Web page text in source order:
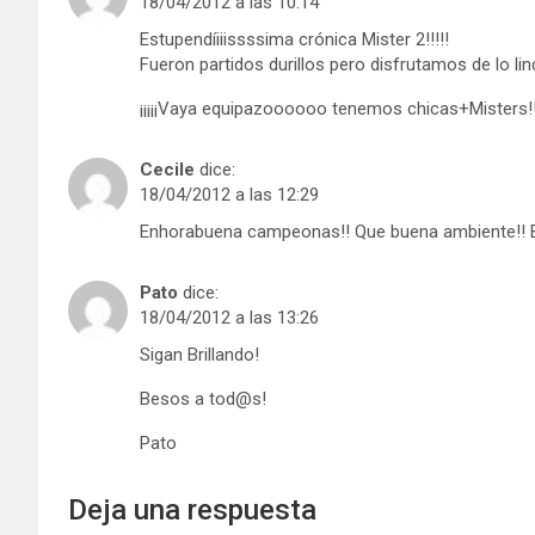
Estupendíiiissssima crónica Mister 2!!!!!
Fueron partidos durillos pero disfrutamos de lo
¡¡¡¡¡Vaya equipazoooooo tenemos
Cecile dice:
18/04/2012 a las 12:29
Enhorabuena campeonas!! Que buena ambiente!!
Pato dice:
18/04/2012 a las 13:26
Sigan Brillando!
Besos a tod@s!
Pato
Deja una respuesta